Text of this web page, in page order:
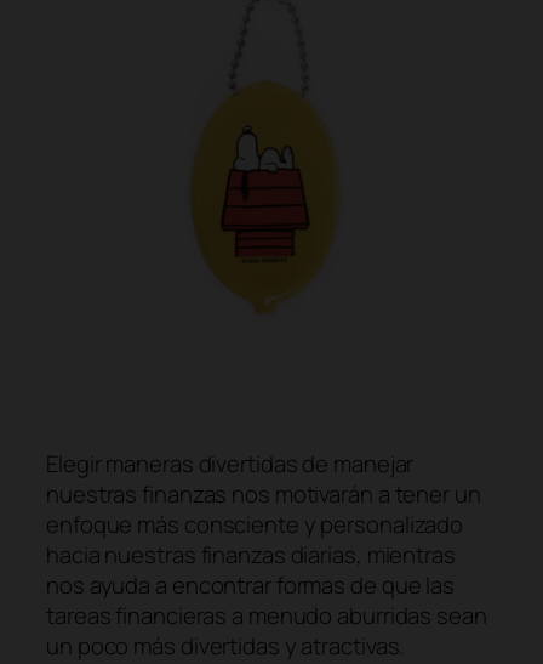
Elegir maneras divertidas de manejar
nuestras finanzas nos motivarán a tener un
enfoque más consciente y personalizado
hacia nuestras finanzas diarias, mientras
nos ayuda a encontrar formas de que las
tareas financieras a menudo aburridas sean
un poco más divertidas y atractivas.